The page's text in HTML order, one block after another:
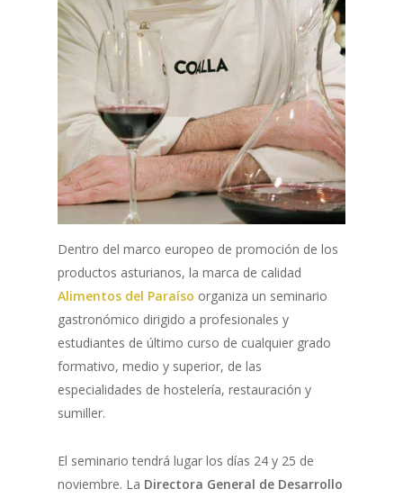
Dentro del marco europeo de promoción de los
productos asturianos, la marca de calidad
Alimentos del Paraíso organiza un seminario
gastronómico dirigido a profesionales y
estudiantes de último curso de cualquier grado
formativo, medio y superior, de las
especialidades de hostelería, restauración y
sumiller.
El seminario tendrá lugar los días 24 y 25 de
noviembre. La Directora General de Desarrollo